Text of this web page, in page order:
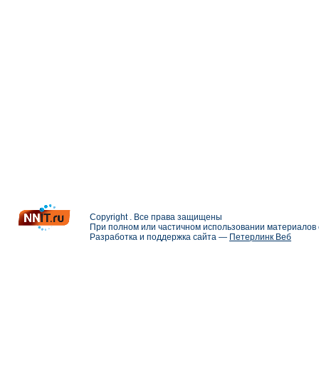
Copyright . Все права защищены
При полном или частичном использовании
Разработка и поддержка сайта — Петерлинк Веб